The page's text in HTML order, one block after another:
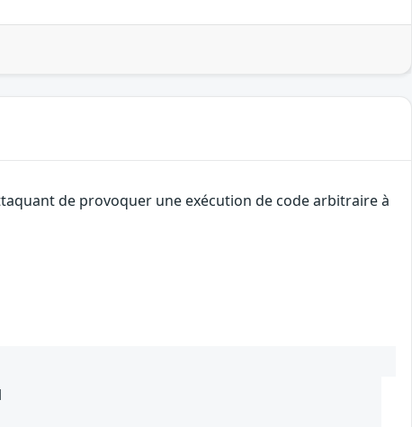
de provoquer une exécution de code arbitraire à